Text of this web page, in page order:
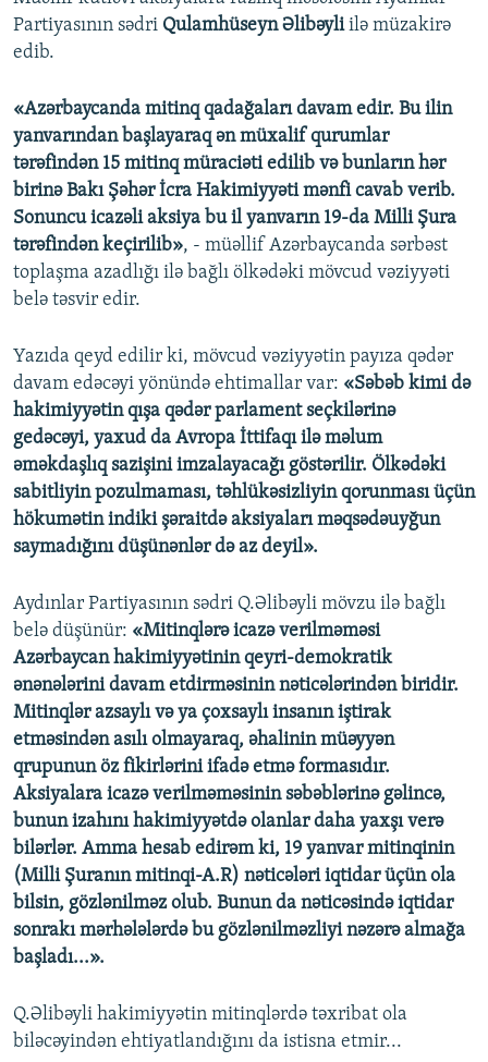
Partiyasının sədri Qulamhüseyn Əlibəyliilə müzakirə
edib.
«Azərbaycanda mitinq qadağaları davam edir. Bu ilin
yanvarından başlayaraq ən müxalif qurumlar
tərəfindən 15 mitinq müraciəti edilib və bunların hər
birinə Bakı Şəhər İcra Hakimiyyəti mənfi cavab verib.
Sonuncu icazəli aksiya bu il yanvarın 19-da Milli Şura
tərəfindən keçirilib», - müəllif Azərbaycanda sərbəst
toplaşma azadlığı ilə bağlı ölkədəki mövcud vəziyyəti
belə təsvir edir.
Yazıda qeyd edilir ki, mövcud vəziyyətin payıza qədər
davam edəcəyi yönündə ehtimallar var: «Səbəb kimi də
hakimiyyətin qışa qədər parlament seçkilərinə
gedəcəyi, yaxud da Avropa İttifaqı ilə məlum
əməkdaşlıq sazişini imzalayacağı göstərilir. Ölkədəki
sabitliyin pozulmaması, təhlükəsizliyin qorunması üçün
hökumətin indiki şəraitdə aksiyaları məqsədəuyğun
saymadığını düşünənlər də az deyil».
Aydınlar Partiyasının sədri Q.Əlibəyli mövzu ilə bağlı
belə düşünür: «Mitinqlərə icazə verilməməsi
Azərbaycan hakimiyyətinin qeyri-demokratik
ənənələrini davam etdirməsinin nəticələrindən biridir.
Mitinqlər azsaylı və ya çoxsaylı insanın iştirak
etməsindən asılı olmayaraq, əhalinin müəyyən
qrupunun öz fikirlərini ifadə etmə formasıdır.
Aksiyalara icazə verilməməsinin səbəblərinə gəlincə,
bunun izahını hakimiyyətdə olanlar daha yaxşı verə
bilərlər. Amma hesab edirəm ki, 19 yanvar mitinqinin
(Milli Şuranın mitinqi-A.R) nəticələri iqtidar üçün ola
bilsin, gözlənilməz olub. Bunun da nəticəsində iqtidar
sonrakı mərhələlərdə bu gözlənilməzliyi nəzərə almağa
başladı...».
Q.Əlibəyli hakimiyyətin mitinqlərdə təxribat ola
biləcəyindən ehtiyatlandığını da istisna etmir...